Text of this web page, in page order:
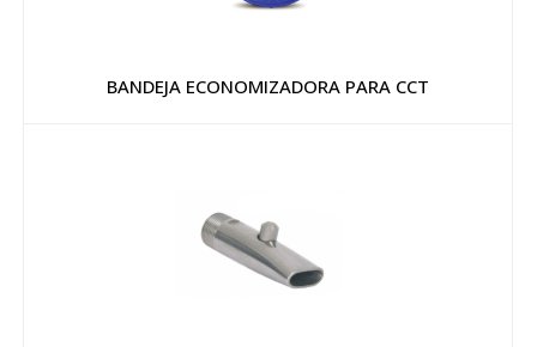
BANDEJA ECONOMIZADORA PARA CCT